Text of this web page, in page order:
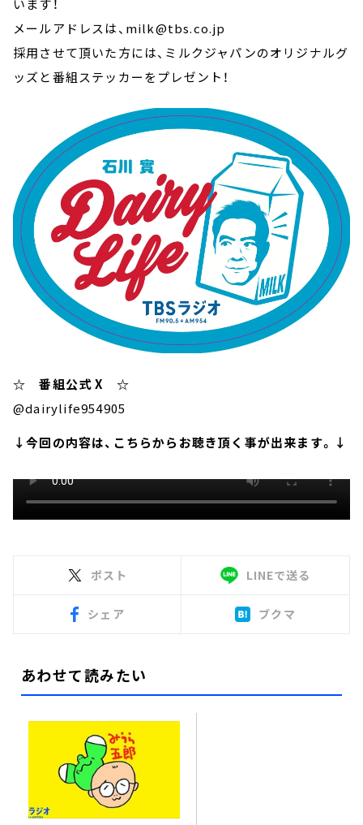
メールアドレスは、milk@tbs.co.jp
採用させて頂いた方には、ミルクジャパンのオリジナルグ
ッズと番組ステッカーをプレゼント！
☆ 番組公式 X ☆
@dairylife954905
↓今回の内容は、こちらからお聴き頂く事が出来ます。↓
ポスト LINEで送る
シェア ブクマ
あわせて読みたい